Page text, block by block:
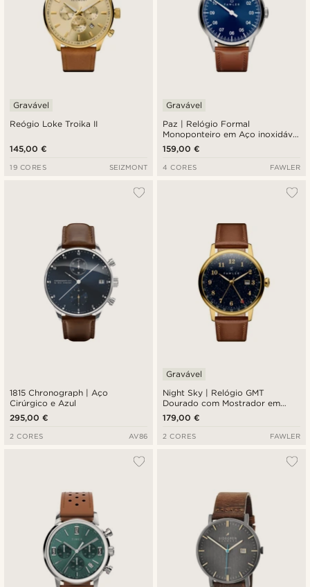
Reógio Loke Troika II
Gravável
145,00 €
19 CORES SEIZMONT
Paz | Relógio Formal
Monoponteiro em Aço inoxidável
Azul
Gravável
159,00 €
4 CORES FAWLER
1815 Chronograph | Aço
Cirúrgico e Azul
295,00 €
2 CORES AV86
Night Sky | Relógio GMT
Dourado com Mostrador em
Aventurina
Gravável
179,00 €
2 CORES FAWLER